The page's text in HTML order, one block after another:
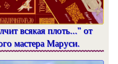
всякая плоть..." от
мастера Маруси.